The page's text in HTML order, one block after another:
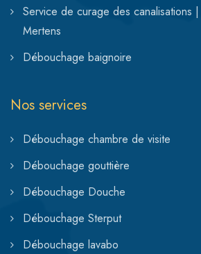
Service de curage des canalisations
Mertens
Débouchage baignoire
Nos services
Débouchage chambre de visite
Débouchage gouttière
Débouchage Douche
Débouchage Sterput
Débouchage lavabo